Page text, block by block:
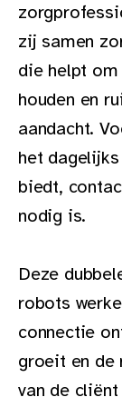
zij samen
die helpt
houden en
aandacht.
het
biedt,
nodig is.
Deze
robots
connectie
groeit en de
van de